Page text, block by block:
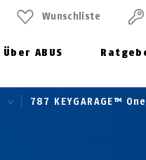
Über ABUS
Wunschliste
787 KEYGARAGE™ One